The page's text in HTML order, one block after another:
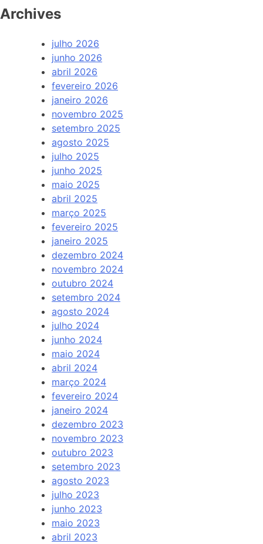
Archives
julho 2026
junho 2026
abril 2026
fevereiro 2026
janeiro 2026
novembro 2025
setembro 2025
agosto 2025
julho 2025
junho 2025
maio 2025
abril 2025
março 2025
fevereiro 2025
janeiro 2025
dezembro 2024
novembro 2024
outubro 2024
setembro 2024
agosto 2024
julho 2024
junho 2024
maio 2024
abril 2024
março 2024
fevereiro 2024
janeiro 2024
dezembro 2023
novembro 2023
outubro 2023
setembro 2023
agosto 2023
julho 2023
junho 2023
maio 2023
abril 2023